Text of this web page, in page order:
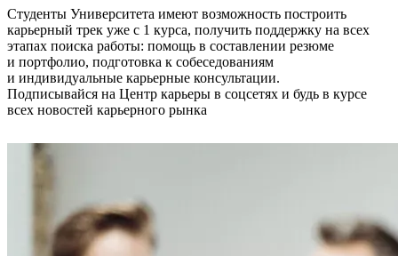
Студенты Университета имеют возможность построить
карьерный трек уже с 1 курса, получить поддержку на всех
этапах поиска работы: помощь в составлении резюме
и портфолио, подготовка к собеседованиям
и индивидуальные карьерные консультации.
Подписывайся на Центр карьеры в соцсетях и будь в курсе
всех новостей карьерного рынка